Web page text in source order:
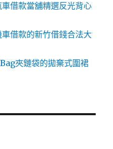
借款當舖精選反光背心
借款的新竹借錢合法大
夾鏈袋的拋棄式圍裙